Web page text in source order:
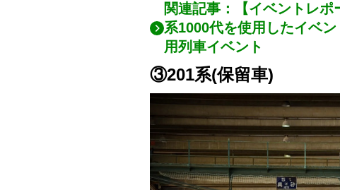
関連記事：【イベントレ
系1000代を使用したイベ
用列車イベント
③201系(保留車)